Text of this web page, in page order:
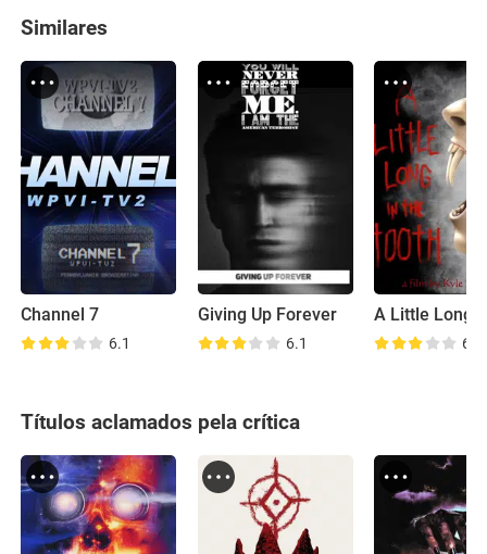
Similares
Channel 7
6.1
Giving Up Forever
6.1 6.2
Títulos aclamados pela crítica